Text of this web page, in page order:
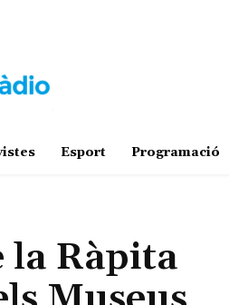
de secà i la garrofa
Esport Programació
la Ràpita